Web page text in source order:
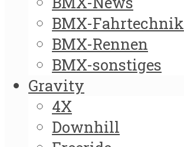
BMX-Fahrtechnik
BMX-Rennen
BMX-sonstiges
Gravity
4X
Downhill